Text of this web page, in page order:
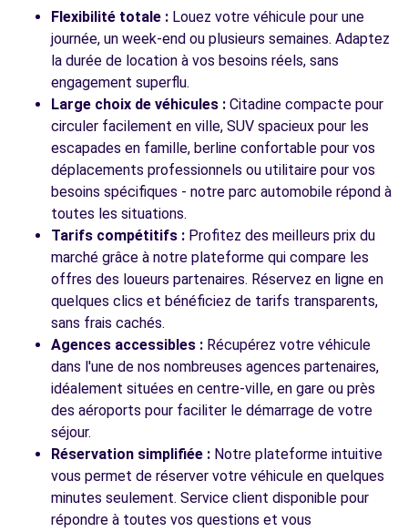
BOURG-LA-REINE, 92340
Voir l'agence
Voir toutes les agences
Flexibilité totale : Louez votre véhicule pour une
journée, un week-end ou plusieurs semaines. Adaptez
la durée de location à vos besoins réels, sans
engagement superflu.
Large choix de véhicules : Citadine compacte pour
circuler facilement en ville, SUV spacieux pour les
escapades en famille, berline confortable pour vos
déplacements professionnels ou utilitaire pour vos
besoins spécifiques - notre parc automobile répond à
toutes les situations.
Tarifs compétitifs : Profitez des meilleurs prix du
marché grâce à notre plateforme qui compare les
offres des loueurs partenaires. Réservez en ligne en
quelques clics et bénéficiez de tarifs transparents,
sans frais cachés.
Agences accessibles : Récupérez votre véhicule
dans l'une de nos nombreuses agences partenaires,
idéalement situées en centre-ville, en gare ou près
des aéroports pour faciliter le démarrage de votre
séjour.
Réservation simplifiée : Notre plateforme intuitive
vous permet de réserver votre véhicule en quelques
minutes seulement. Service client disponible pour
répondre à toutes vos questions et vous